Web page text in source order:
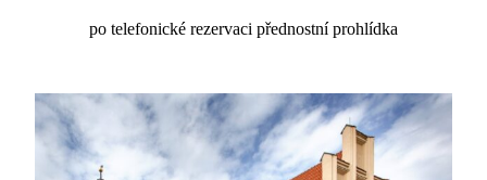
po telefonické rezervaci přednostní prohlídka